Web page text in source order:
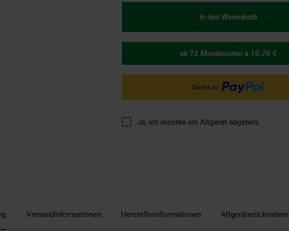
In den Warenkorb
ab 72 Monatsraten à 10.70 €
Ja, ich möchte ein Altgerät abgeben.
Versandinformationen Herstellerinformationen Altgeräterücknahme